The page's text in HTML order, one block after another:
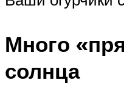
Много
солнца